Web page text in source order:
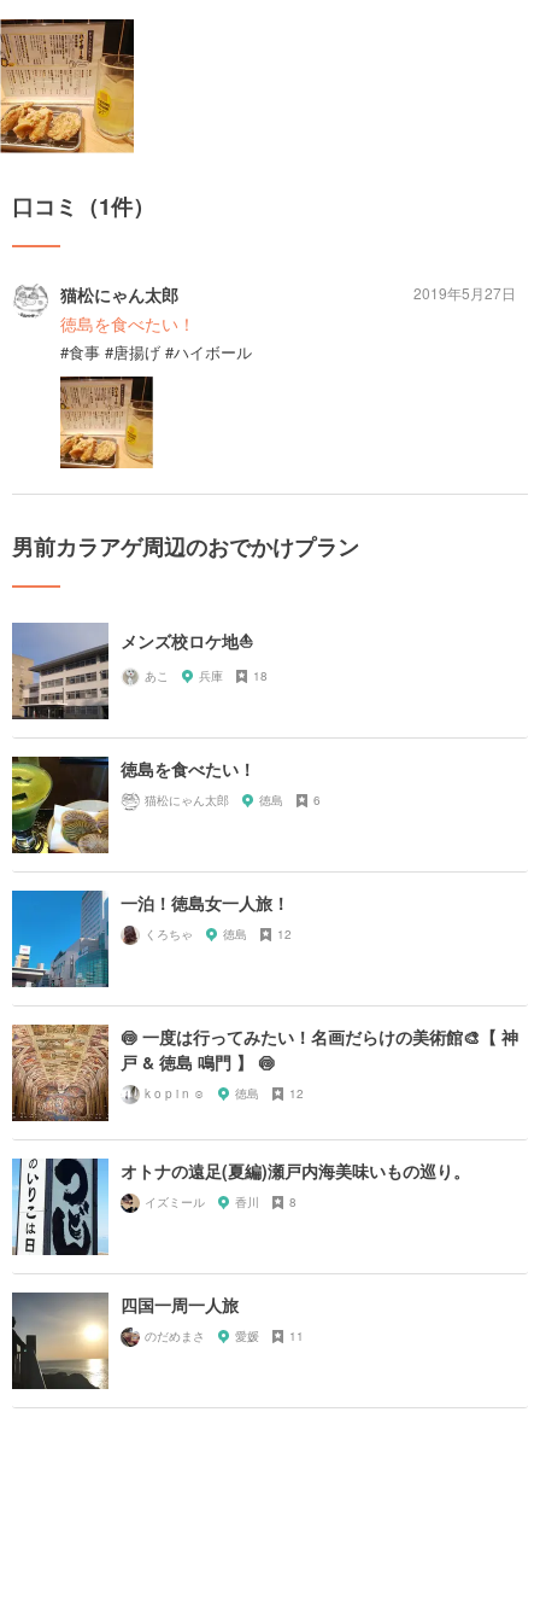
口コミ（1件）
猫松にゃん太郎
徳島を食べたい！
#食事 #唐揚げ #ハイボール
2019年5月27日
男前カラアゲ周辺のおでかけプラン
メンズ校ロケ地⛵️
あこ 兵庫 18
徳島を食べたい！
猫松にゃん太郎 徳島 6
一泊！徳島女一人旅！
くろちゃ 徳島 12
🍥 一度は行ってみたい！名画だらけの美術館🎨【 神
戸 & 徳島 鳴門 】 🍥
k o p i n ☺︎ 徳島 12
オトナの遠足(夏編)瀬戸内海美味いもの巡り。
イズミール 香川 8
四国一周一人旅
のだめまさ 愛媛 11